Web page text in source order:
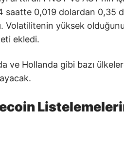
saatte 0,019 dolardan 0,35
Volatilitenin yüksek
ekledi.
ve Hollanda gibi bazı